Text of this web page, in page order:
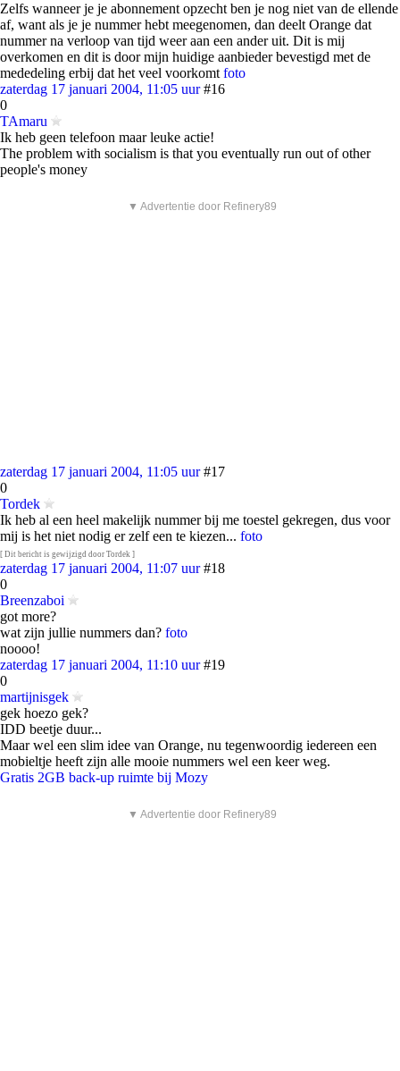
Zelfs wanneer je je abonnement opzecht ben je nog niet van de ellende
af, want als je je nummer hebt meegenomen, dan deelt Orange dat
nummer na verloop van tijd weer aan een ander uit. Dit is mij
overkomen en dit is door mijn huidige aanbieder bevestigd met de
mededeling erbij dat het veel voorkomt foto
zaterdag 17 januari 2004, 11:05 uur #16
0
TAmaru
Ik heb geen telefoon maar leuke actie!
The problem with socialism is that you eventually run out of other
people's money
▼ Advertentie door Refinery89
zaterdag 17 januari 2004, 11:05 uur #17
0
Tordek
Ik heb al een heel makelijk nummer bij me toestel gekregen, dus voor
mij is het niet nodig er zelf een te kiezen... foto
[ Dit bericht is gewijzigd door Tordek ]
zaterdag 17 januari 2004, 11:07 uur #18
0
Breenzaboi
got more?
wat zijn jullie nummers dan? foto
noooo!
zaterdag 17 januari 2004, 11:10 uur #19
0
martijnisgek
gek hoezo gek?
IDD beetje duur...
Maar wel een slim idee van Orange, nu tegenwoordig iedereen een
mobieltje heeft zijn alle mooie nummers wel een keer weg.
Gratis 2GB back-up ruimte bij Mozy
▼ Advertentie door Refinery89